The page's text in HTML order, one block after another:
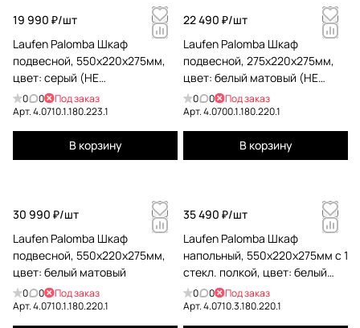
19 990 ₽/шт
Laufen Palomba Шкаф
подвесной, 550х220х275мм,
цвет: серый (НЕ
производится!)
0 0
Под заказ
Арт.4.0710.1.180.223.1
В корзину
22 490 ₽/шт
Laufen Palomba Шкаф
подвесной, 275х220х275мм,
цвет: белый матовый (НЕ
производится!)
0 0
Под заказ
Арт.4.0700.1.180.220.1
В корзину
30 990 ₽/шт
Laufen Palomba Шкаф
подвесной, 550х220х275мм,
цвет: белый матовый
0 0
Под заказ
Арт.4.0710.1.180.220.1
35 490 ₽/шт
Laufen Palomba Шкаф
напольный, 550х220х275мм с 1
стекл. полкой, цвет: белый
матовый
0 0
Под заказ
Арт.4.0710.3.180.220.1